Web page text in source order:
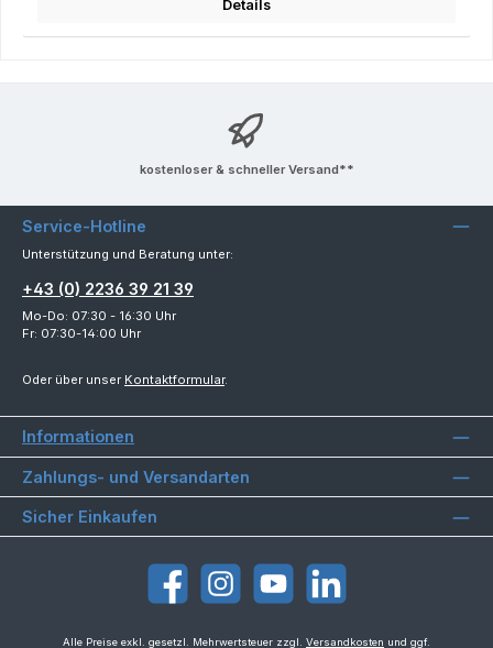
Details
kostenloser & schneller Versand**
Service-Hotline
Unterstützung und Beratung unter:
+43 (0) 2236 39 21 39
Mo-Do: 07:30 - 16:30 Uhr
Fr: 07:30-14:00 Uhr
Oder über unser Kontaktformular.
Informationen
Zahlungs- und Versandarten
Sicher Einkaufen
FacebookInstagramYouTubeLinkedIn
Alle Preise exkl. gesetzl. Mehrwertsteuer zzgl. Versandkosten und ggf.